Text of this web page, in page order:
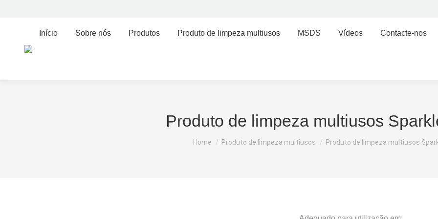
Início Sobre nós Produtos Produto de limpeza multiusos MSDS Vídeos Contacte-nos
Produto de limpeza multiusos
You are here:
Home Produto de limpeza multiusos Produto de limpeza multiusos